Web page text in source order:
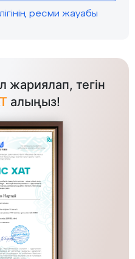
ресми жауабы
жариялап, тегін
алыңыз!